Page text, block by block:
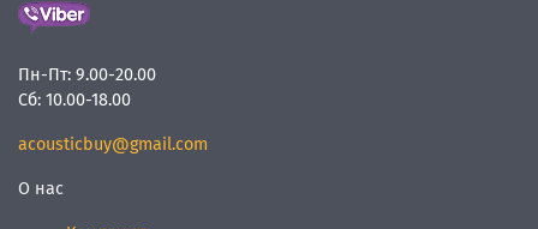
Пн-Пт: 9.00-20.00
Сб: 10.00-18.00
acousticbuy@gmail.com
О нас